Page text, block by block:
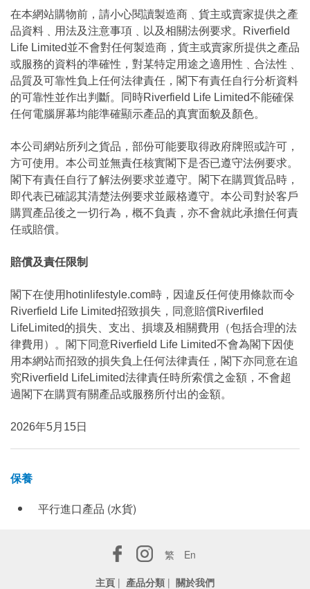
在本網站購物前，請小心閱讀製造商﹑貨主或賣家提供之產
品資料﹑用法及注意事項﹑以及相關法例要求。Riverfield
Life Limited並不會對任何製造商，貨主或賣家所提供之產品
或服務的資料的準確性，對某特定用途之適用性﹑合法性﹑
品質及可靠性負上任何法律責任，閣下有責任自行分析資料
的可靠性並作出判斷。同時Riverfield Life Limited不能確保
任何電腦屏幕均能準確顯示產品的真實面貌及顏色。
本公司網站所列之貨品，部份可能要取得政府牌照或許可，
方可使用。本公司並無責任核實閣下是否已遵守法例要求。
閣下有責任自行了解法例要求並遵守。閣下在購買貨品時，
即代表已確認其清楚法例要求並嚴格遵守。本公司對於客戶
購買產品後之一切行為，概不負責，亦不會就此承擔任何責
任或賠償。
賠償及責任限制
閣下在使用hotinlifestyle.com時，因違反任何使用條款而令
Riverfield Life Limited招致損失，同意賠償Riverfiled
LifeLimited的損失、支出、損壞及相關費用（包括合理的法
律費用）。閣下同意Riverfield Life Limited不會為閣下因使
用本網站而招致的損失負上任何法律責任，閣下亦同意在追
究Riverfield LifeLimited法律責任時所索償之金額，不會超
過閣下在購買有關產品或服務所付出的金額。
2026年5月15日
保養
平行進口產品 (水貨)
繁
En
主頁 | 產品分類 | 關於我們